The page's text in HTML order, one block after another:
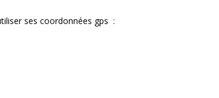
ses coordonnées gps :